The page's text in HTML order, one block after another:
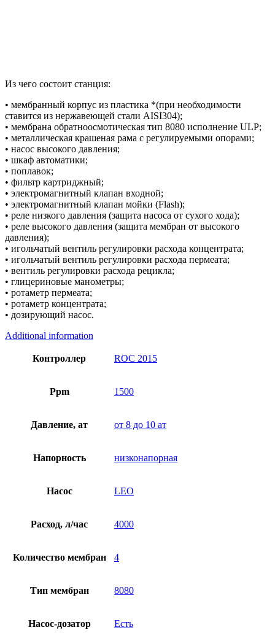
Из чего состоит станция:
• мембранный корпус из пластика *(при необходимости
ставится из нержавеющей стали AISI304);
• мембрана обратноосмотическая тип 8080 исполнение ULP;
• металлическая крашеная рама с регулируемыми опорами;
• насос высокого давления;
• шкаф автоматики;
• поплавок;
• фильтр картриджный;
• электромагнитный клапан входной;
• электромагнитный клапан мойки (Flash);
• реле низкого давления (защита насоса от сухого хода);
• реле высокого давления (защита мембран от высокого
давления);
• игольчатый вентиль регулировки расхода концентрата;
• игольчатый вентиль регулировки расхода пермеата;
• вентиль регулировки расхода рецикла;
• глицериновые манометры;
• ротаметр пермеата;
• ротаметр концентрата;
• дозирующий насос.
Additional information
Контроллер ROC 2015
Ppm 1500
Давление, ат от 8 до 10 ат
Напорность низконапорная
Насос LEO
Расход, л/час 4000
Количество мембран 4
Тип мембран 8080
Насос-дозатор Есть